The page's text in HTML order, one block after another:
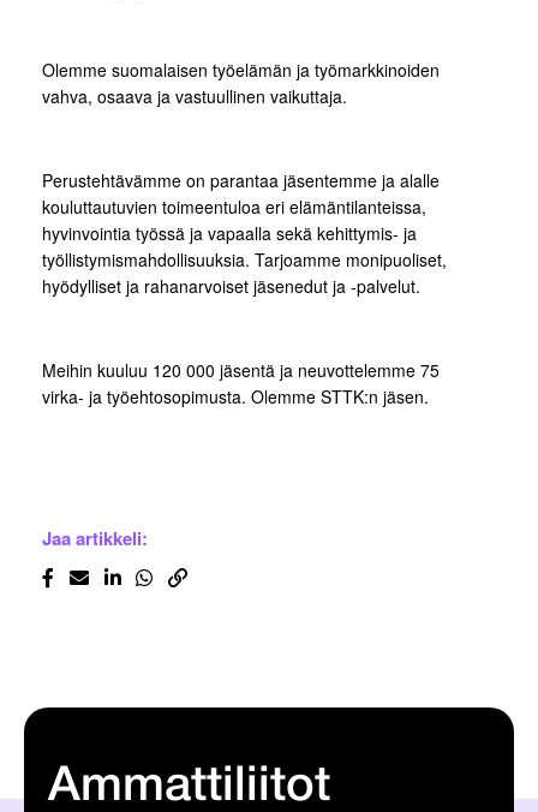
Olemme suomalaisen työelämän ja työmarkkinoiden
vahva, osaava ja vastuullinen vaikuttaja.
Perustehtävämme on parantaa jäsentemme ja alalle
kouluttautuvien toimeentuloa eri elämäntilanteissa,
hyvinvointia työssä ja vapaalla sekä kehittymis- ja
työllistymismahdollisuuksia. Tarjoamme monipuoliset,
hyödylliset ja rahanarvoiset jäsenedut ja -palvelut.
Meihin kuuluu 120 000 jäsentä ja neuvottelemme 75
virka- ja työehtosopimusta. Olemme STTK:n jäsen.
Jaa artikkeli:
Ammattiliitot